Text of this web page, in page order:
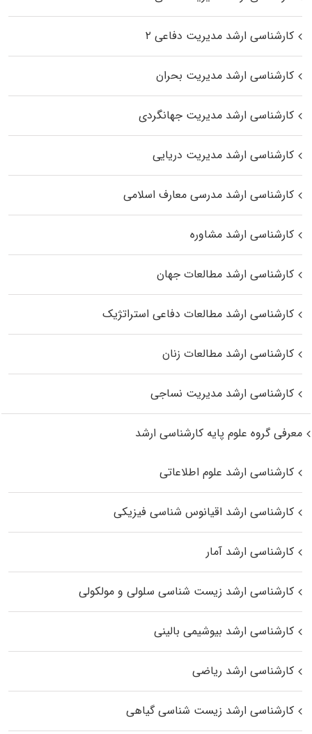
کارشناسی ارشد مدیریت دفاعی ۲
کارشناسی ارشد مدیریت بحران
کارشناسی ارشد مدیریت جهانگردی
کارشناسی ارشد مدیریت دریایی
کارشناسی ارشد مدرسی معارف اسلامی
کارشناسی ارشد مشاوره
کارشناسی ارشد مطالعات جهان
کارشناسی ارشد مطالعات دفاعی استراتژیک
کارشناسی ارشد مطالعات زنان
کارشناسی ارشد مدیریت نساجی
معرفی گروه علوم پایه کارشناسی ارشد
کارشناسی ارشد علوم اطلاعاتی
کارشناسی ارشد اقیانوس‌ شناسی فیزیکی
کارشناسی ارشد آمار
کارشناسی ارشد زیست شناسی سلولی و مولکولی
کارشناسی ارشد بیوشیمی بالینی
کارشناسی ارشد ریاضی
کارشناسی ارشد زیست‌ شناسی گیاهی